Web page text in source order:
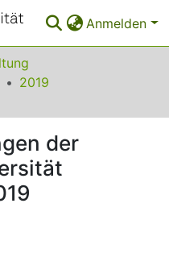
Anmelden
2019
der